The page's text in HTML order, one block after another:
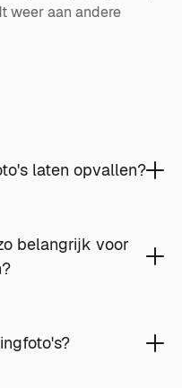
weer aan andere
laten opvallen?
belangrijk voor